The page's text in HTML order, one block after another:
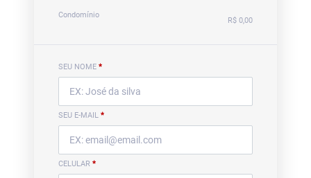
Condomínio
R$ 0,00
SEU NOME *
SEU E-MAIL *
CELULAR *